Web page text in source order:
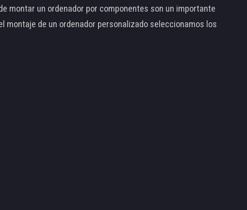
montar un ordenador por componentes son un importante
montaje de un ordenador personalizado seleccionamos los